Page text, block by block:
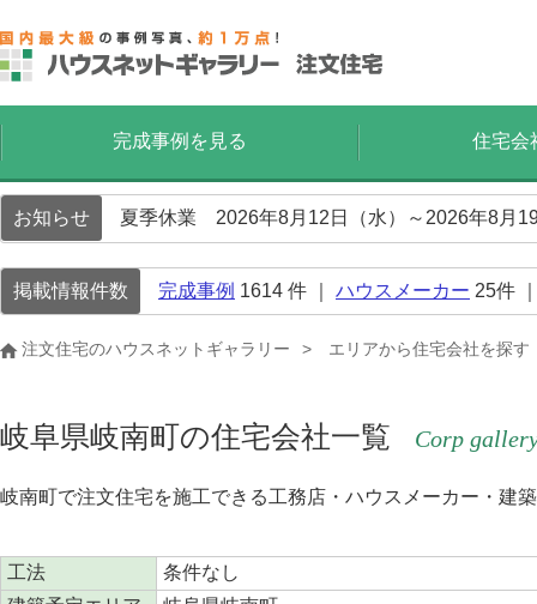
完成事例を見る 住宅会
お知らせ 夏季休業 2026年8月12日（水）～2026年8月
掲載情報件数 完成事例 1614 件 ｜ ハウスメーカー 25件
注文住宅のハウスネットギャラリー エリアから住宅会社を探す
岐阜県岐南町の住宅会社一覧 Corp
岐南町で注文住宅を施工できる工務店・ハウスメーカー・建
工法
条件なし